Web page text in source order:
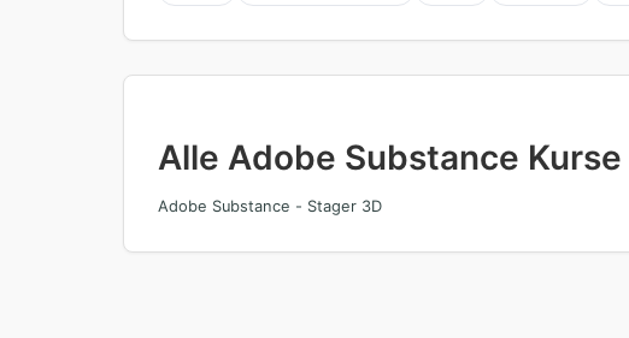
Alle Adobe Substance Kurse
Adobe Substance - Stager 3D